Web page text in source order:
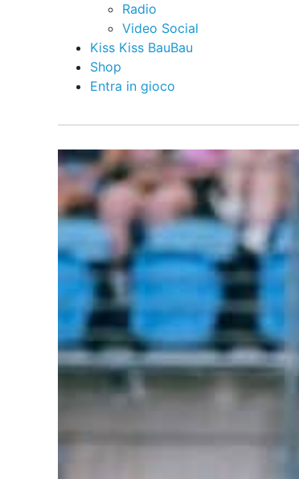
Radio
Video Social
Kiss Kiss BauBau
Shop
Entra in gioco